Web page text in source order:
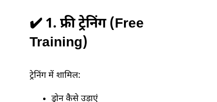
✔️ 1. फ्री ट्रेनिंग (Free
Training)
ट्रेनिंग में शामिल:
ड्रोन कैसे उड़ाएं